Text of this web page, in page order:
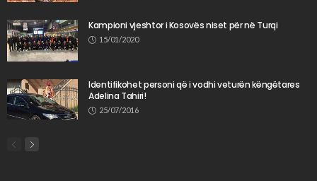
Kampioni vjeshtor i Kosovës niset për në Turqi
15/01/2020
Identifikohet personi që i vodhi veturën këngëtares
Adelina Tahiri!
25/07/2016